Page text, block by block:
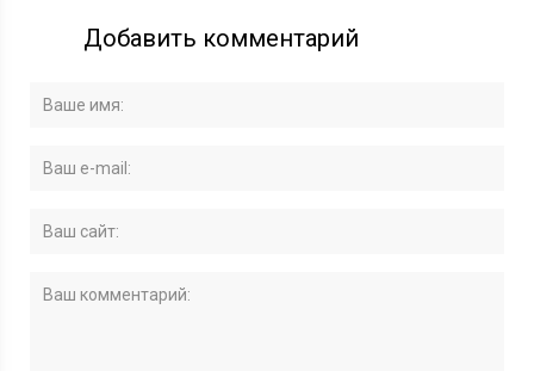
Добавить комментарий